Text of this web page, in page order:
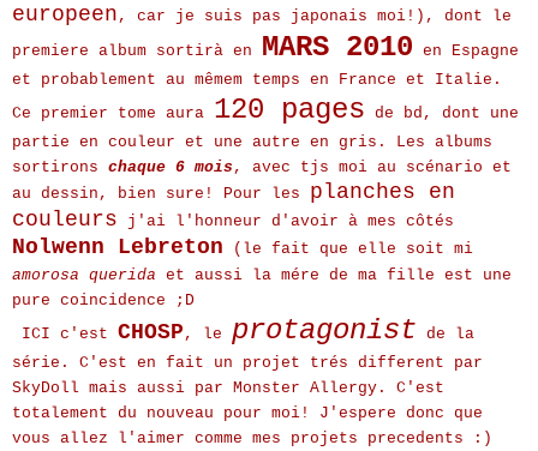
europeen , car je suis pas japonais moi!), dont le
premiere album sortirà en MARS 2010 en Espagne
et probablement au mêmem temps en France et Italie.
Ce premier tome aura 120 pages de bd, dont une
partie en couleur et une autre en gris. Les albums
sortirons chaque 6 mois , avec tjs moi au scénario et
au dessin, bien sure! Pour les planches en
couleurs j'ai l'honneur d'avoir à mes côtés
Nolwenn Lebreton (le fait que elle soit mi
amorosa querida et aussi la mére de ma fille est une
pure coincidence ;D
ICI c'est CHOSP , le protagonist de la
série. C'est en fait un projet trés different par
SkyDoll mais aussi par Monster Allergy. C'est
totalement du nouveau pour moi! J'espere donc que
vous allez l'aimer comme mes projets precedents :)